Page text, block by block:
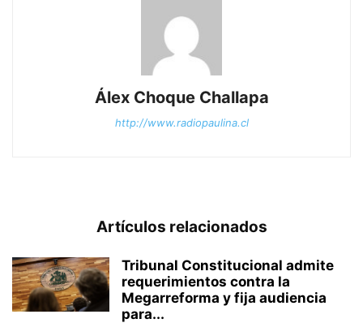
Álex Choque Challapa
http://www.radiopaulina.cl
Artículos relacionados
Tribunal Constitucional admite
requerimientos contra la
Megarreforma y fija audiencia
para...